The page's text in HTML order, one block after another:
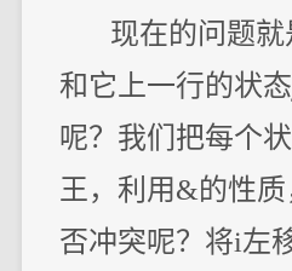
现在的问题就
和它上一行的状
呢？我们把每个
王，利用&的性
否冲突呢？将i左